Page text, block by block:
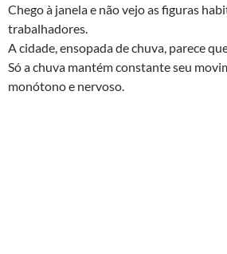
Chego à janela e não vejo as figuras
trabalhadores.
A cidade, ensopada de chuva, parece
Só a chuva mantém constante seu
monótono e nervoso.